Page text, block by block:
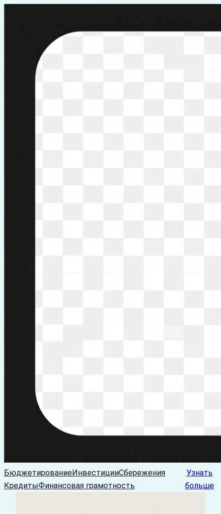
БюджетированиеИнвестицииСбережения
КредитыФинансовая грамотность
Узнать
больше